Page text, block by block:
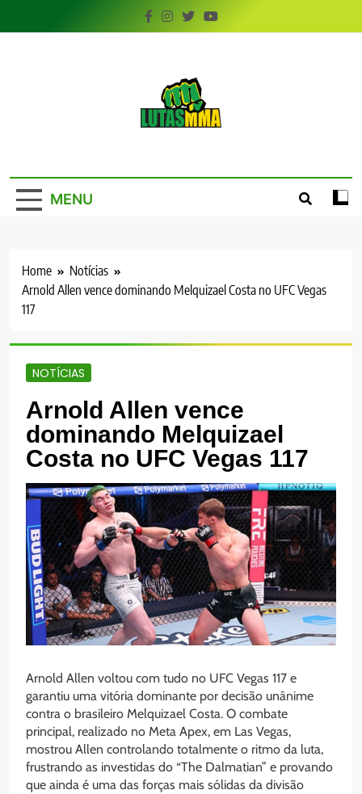
to
MENU
Home
Notícias
Arnold Allen vence dominando Melquizael Costa no UFC Vegas
117
NOTÍCIAS
Arnold Allen vence
dominando Melquizael
Costa no UFC Vegas 117
Arnold Allen voltou com tudo no UFC Vegas 117 e
garantiu uma vitória dominante por decisão unânime
contra o brasileiro Melquizael Costa. O combate
principal, realizado no Meta Apex, em Las Vegas,
mostrou Allen controlando totalmente o ritmo da luta,
frustrando as investidas do “The Dalmatian” e provando
que ainda é uma das forças mais sólidas da divisão